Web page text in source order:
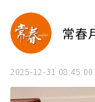
常春
2025-12-31 08:45:00